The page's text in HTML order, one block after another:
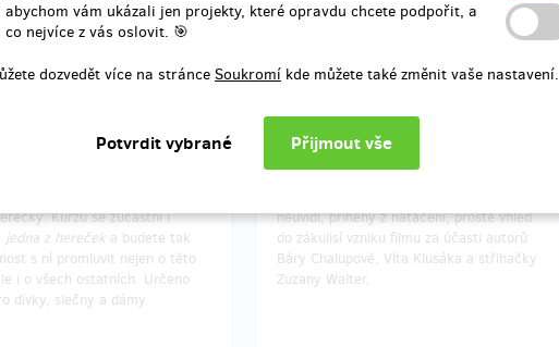
vám ukázali jen projekty, které opravdu chcete podpořit, a
nejvíce z vás oslovit. 🎯
dozvedět více na stránce Soukromí kde můžete také změnit vaše nastavení.
zbývá 2z 10
Kurzu se zúčastní i
jedna z hereček a budete tak
s ní promluvit nejen o této
i o všech ostatních. Určeno
dívky, slečny a dámy.
zbývá 3z 7
I pro laika srozumitelně pojatý
práce ve střižně, ukázky rozpracovaných
neuvidí, příhěhy z natáčení, prostě vhled
do zákulisí vzniku filmu za účasti autorů
Báry Chalupové, Víta Klusáka a střihačky
Zuzany Walter.